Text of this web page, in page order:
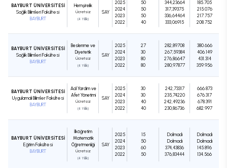
BAYBURT ÜNİVERSİTESİ
Sağlık Bilimleri Fakültesi
BAYBURT
Hemşirelik
Ücretsiz
(4 Yıllık)
SAY
2025
2024
2023
2022
50
50
50
40
344,23664
317,39375
336,64464
333,06915
185.705
215.076
217.757
208.752
BAYBURT ÜNİVERSİTESİ
Sağlık Bilimleri Fakültesi
BAYBURT
Beslenme ve
Diyetetik
Ücretsiz
(4 Yıllık)
SAY
2025
2024
2023
2022
27
30
80
80
282,89708
267,59384
276,86647
280,97877
380.666
406.149
431.314
359.956
BAYBURT ÜNİVERSİTESİ
Uygulamalı Bilimler Fakültesi
BAYBURT
Acil Yardım ve
Afet Yönetimi
Ücretsiz
(4 Yıllık)
SAY
2025
2024
2023
2022
30
30
40
40
242,73317
235,74220
242,49236
230,86736
666.873
676.317
678.391
682.997
BAYBURT ÜNİVERSİTESİ
Eğitim Fakültesi
BAYBURT
İlköğretim
Matematik
Öğretmenliği
Ücretsiz
(4 Yıllık)
SAY
2025
2024
2023
2022
15
50
60
50
Dolmadı
Dolmadı
374,43836
376,83444
Dolmadı
Dolmadı
145.896
134.566